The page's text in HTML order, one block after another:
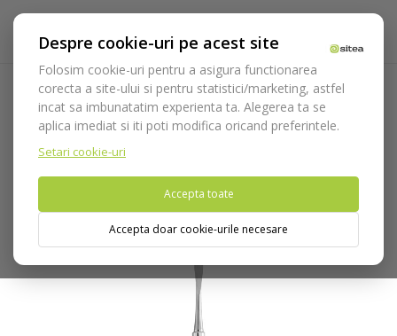
Despre cookie-uri pe acest site
Folosim cookie-uri pentru a asigura functionarea
corecta a site-ului si pentru statistici/marketing, astfel
incat sa imbunatatim experienta ta. Alegerea ta se
aplica imediat si iti poti modifica oricand preferintele.
Setari cookie-uri
Accepta toate
Accepta doar cookie-urile necesare
Acasa Instrumentar
Chirurgie si implantologie
Decolatoare
Decolatoare Medesy Decolator Molt cod 882
Nu puteti plasa comenzi din tara din care accesati website-ul